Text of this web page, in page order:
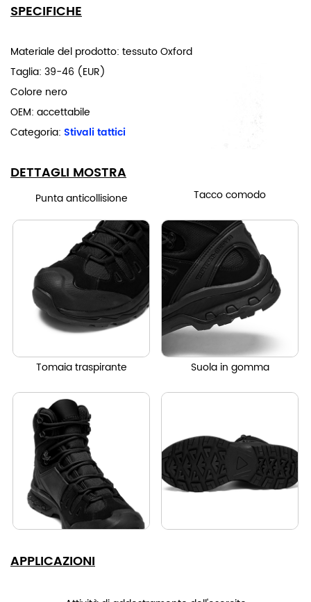
SPECIFICHE
Materiale del prodotto: tessuto Oxford
Taglia: 39-46 (EUR)
Colore nero
OEM: accettabile
Categoria: Stivali tattici
DETTAGLI MOSTRA
Punta anticollisione Tacco comodo
Tomaia traspirante Suola in gomma
APPLICAZIONI